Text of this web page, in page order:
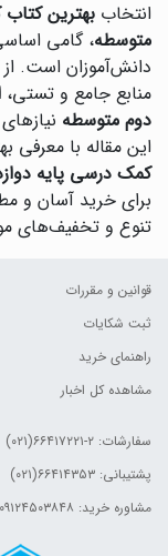
انتخاب بهترین
متوسطه، گامی
دانش‌آموزان است. از
منابع جامع و تستی،
دوم متوسطه
این مقاله با معرفی
کمک درسی پایه
برای خرید آسان و
تنوع و تخفیف‌های
قوانین و مقررات
ثبت شکایات
راهنمای خرید
مشاهده کل اخبار
سفارشات: ۲-۶۶۴۱۷۲۲۱(۰۲۱)
پشتیبانی: ۶۶۴۱۴۳۵۳(۰۲۱)
مشاوره خرید: ۰۹۱۲۴۵۰۳۸۴۸